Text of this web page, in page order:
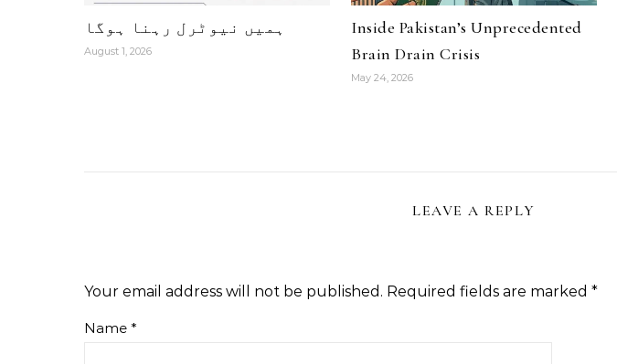
ہمیں نیوٹرل رہنا ہوگا
August 1, 2026
Inside Pakistan’s Unprecedented
Brain Drain Crisis
May 24, 2026
LEAVE A REPLY
Your email address will not be published. Required fields are marked *
Name *